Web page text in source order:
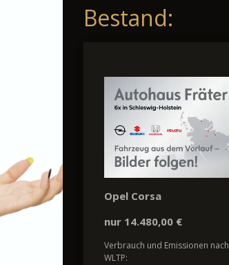
Bestand:
Opel Corsa
nur 14.480,00 €
Verbrauch und Emissionen nach
WLTP: